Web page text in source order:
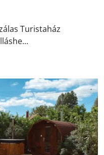
Turistaház